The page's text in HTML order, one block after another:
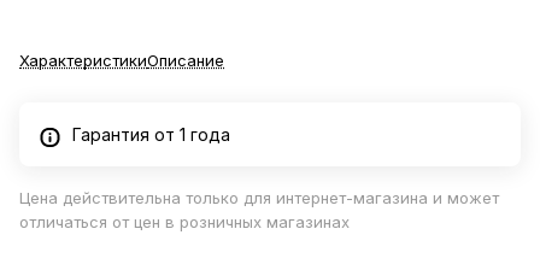
ХарактеристикиОписание
Гарантия от 1 года
Цена действительна только для интернет-магазина и может
отличаться от цен в розничных магазинах